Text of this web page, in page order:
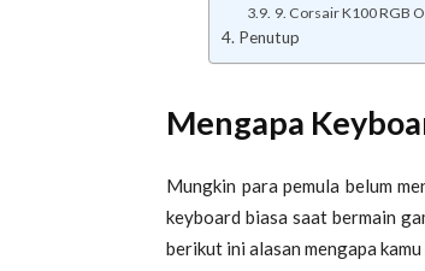
9. Corsair K100 RGB
Penutup
Mengapa
Mungkin para pemula belum
keyboard biasa saat bermain
berikut ini alasan mengapa